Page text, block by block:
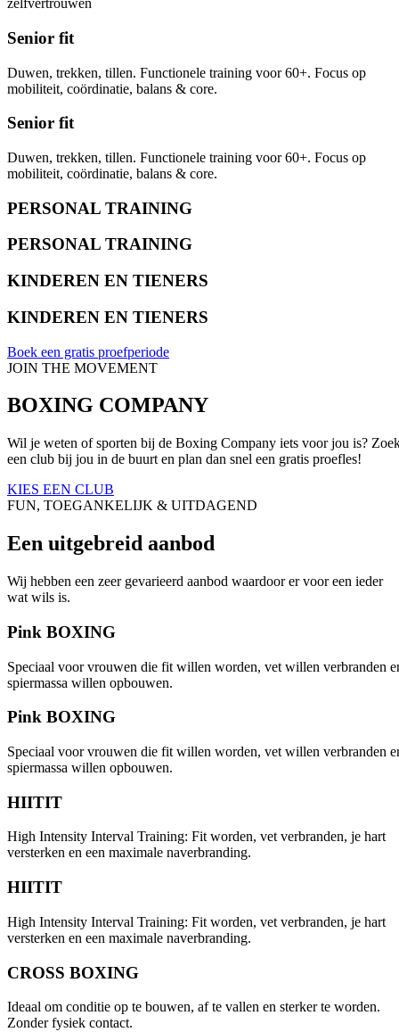
zelfvertrouwen
Senior fit
Duwen, trekken, tillen. Functionele training voor 60+. Focus op
mobiliteit, coördinatie, balans & core.
Senior fit
Duwen, trekken, tillen. Functionele training voor 60+. Focus op
mobiliteit, coördinatie, balans & core.
PERSONAL TRAINING
PERSONAL TRAINING
KINDEREN EN TIENERS
KINDEREN EN TIENERS
Boek een gratis proefperiode
JOIN THE MOVEMENT
BOXING COMPANY
Wil je weten of sporten bij de Boxing Company iets voor jou is?
een club bij jou in de buurt en plan dan snel een gratis proefles!
KIES EEN CLUB
FUN, TOEGANKELIJK & UITDAGEND
Een uitgebreid aanbod
Wij hebben een zeer gevarieerd aanbod waardoor er voor een ieder
wat wils is.
Pink BOXING
Speciaal voor vrouwen die fit willen worden, vet willen verbranden
spiermassa willen opbouwen.
Pink BOXING
Speciaal voor vrouwen die fit willen worden, vet willen verbranden
spiermassa willen opbouwen.
HIITIT
High Intensity Interval Training: Fit worden, vet verbranden, je hart
versterken en een maximale naverbranding.
HIITIT
High Intensity Interval Training: Fit worden, vet verbranden, je hart
versterken en een maximale naverbranding.
CROSS BOXING
Ideaal om conditie op te bouwen, af te vallen en sterker te worden.
Zonder fysiek contact.